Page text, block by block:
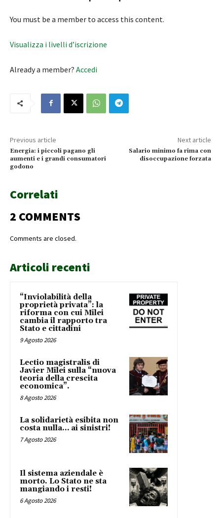
You must be a member to access this content.
Visualizza i livelli d’iscrizione
Already a member? Accedi
Previous article
Energia: i piccoli pagano gli
aumenti e i grandi consumatori
godono
Next article
Salario minimo fa rima con
disoccupazione forzata
Correlati
2 COMMENTS
Comments are closed.
Articoli recenti
“Inviolabilità della
proprietà privata”: la
riforma con cui Milei
cambia il rapporto tra
Stato e cittadini
9 Agosto 2026
Lectio magistralis di
Javier Milei sulla “nuova
teoria della crescita
economica”.
8 Agosto 2026
La solidarietà esibita non
costa nulla… ai sinistri!
7 Agosto 2026
Il sistema aziendale è
morto. Lo Stato ne sta
mangiando i resti!
6 Agosto 2026